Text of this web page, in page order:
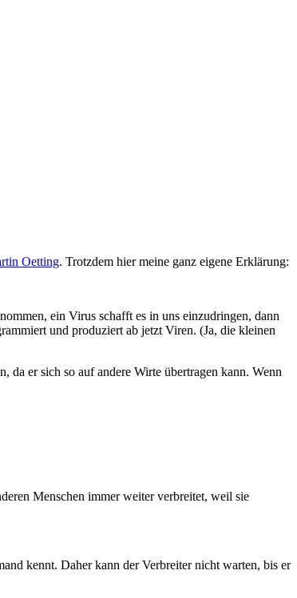
Oetting. Trotzdem hier meine ganz eigene Erklärung:
ein Virus schafft es in uns einzudringen, dann
und produziert ab jetzt Viren. (Ja, die kleinen
er sich so auf andere Wirte übertragen kann. Wenn
Menschen immer weiter verbreitet, weil sie
kennt. Daher kann der Verbreiter nicht warten, bis er